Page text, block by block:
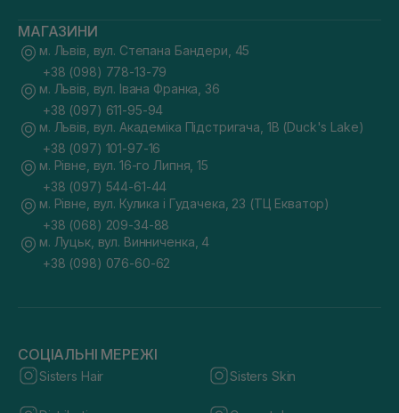
МАГАЗИНИ
м. Львів, вул. Степана Бандери, 45
+38 (098) 778-13-79
м. Львів, вул. Івана Франка, 36
+38 (097) 611-95-94
м. Львів, вул. Академіка Підстригача, 1В (Duck's Lake)
+38 (097) 101-97-16
м. Рівне, вул. 16-го Липня, 15
+38 (097) 544-61-44
м. Рівне, вул. Кулика і Гудачека, 23 (ТЦ Екватор)
+38 (068) 209-34-88
м. Луцьк, вул. Винниченка, 4
+38 (098) 076-60-62
СОЦІАЛЬНІ МЕРЕЖІ
Sisters Hair Sisters Skin